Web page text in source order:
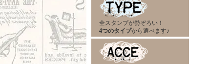
全スタンプが勢ぞろい！
4つのタイプから選べます♪